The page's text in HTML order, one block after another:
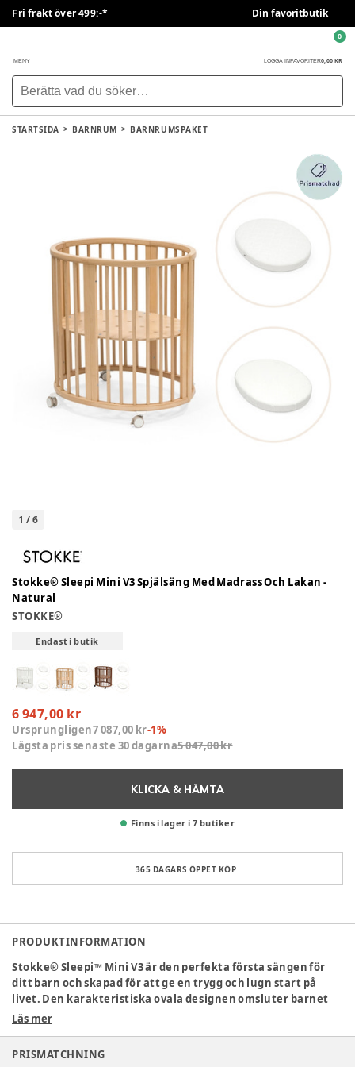
Fri frakt över 499:-* Din favoritbutik
MENY LOGGA IN FAVORITER0,00 KR
0
STARTSIDA BARNRUM BARNRUMSPAKET
1 /6
Stokke® Sleepi Mini V3 Spjälsäng Med Madrass Och Lakan -
Natural
STOKKE®
Endast i butik
6 947,00 kr
Ursprungligen7 087,00 kr-1%
Lägsta pris senaste 30 dagarna5 047,00 kr
KLICKA & HÄMTA
Finns i lager i 7 butiker
365 DAGARS ÖPPET KÖP
PRODUKTINFORMATION
Stokke® Sleepi™ Mini V3 är den perfekta första sängen för
ditt barn och skapad för att ge en trygg och lugn start på
livet. Den karakteristiska ovala designen omsluter barnet
och skapar en mysig, bo-liknande känsla som bidrar till en
barn sova i en behaglig och skyddande miljö. Med sin
Läs mer
PRISMATCHNING